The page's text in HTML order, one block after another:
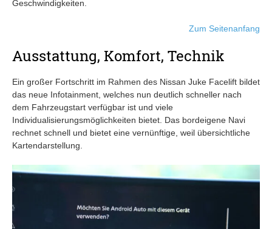
Geschwindigkeiten.
Zum Seitenanfang
Ausstattung, Komfort, Technik
Ein großer Fortschritt im Rahmen des Nissan Juke Facelift bildet
das neue Infotainment, welches nun deutlich schneller nach
dem Fahrzeugstart verfügbar ist und viele
Individualisierungsmöglichkeiten bietet. Das bordeigene Navi
rechnet schnell und bietet eine vernünftige, weil übersichtliche
Kartendarstellung.